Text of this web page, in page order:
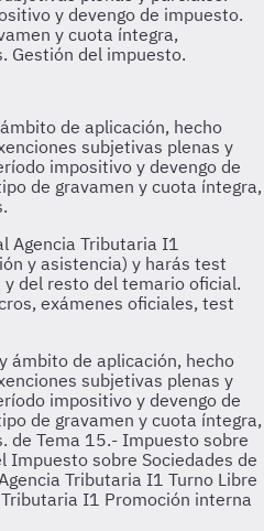
ámbito de aplicación, hecho
subjetivas plenas y
impositivo y devengo de
de gravamen y cuota íntegra,
de Tema 15.- Impuesto sobre
Impuesto sobre Sociedades de
Tributaria I1 Turno Libre
I1 Promoción interna